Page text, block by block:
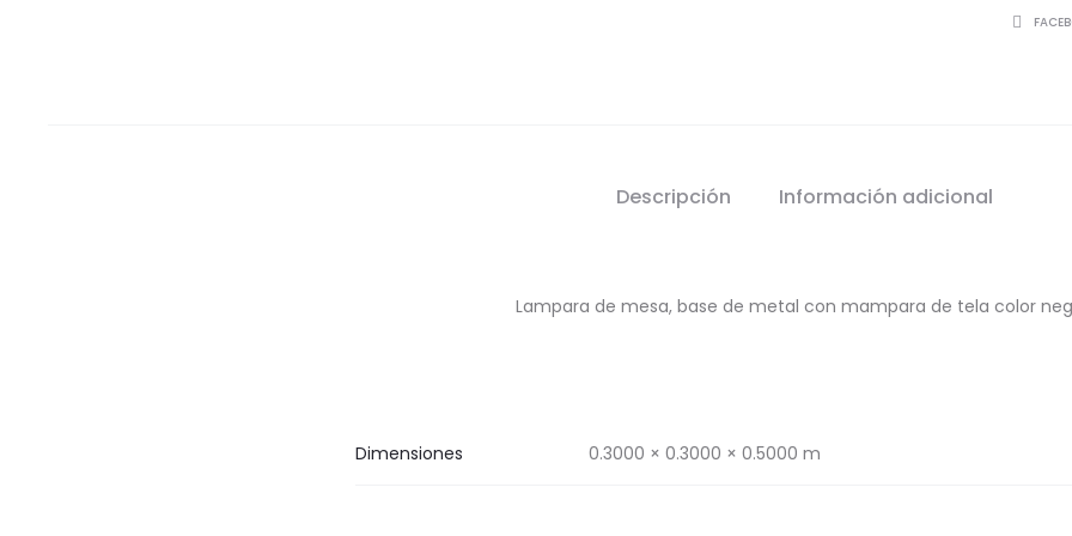
SHARE
Descripción Información adicional
Lampara de mesa, base de metal con mampara de tela color
Dimensiones 0.3000 × 0.3000 × 0.5000 m